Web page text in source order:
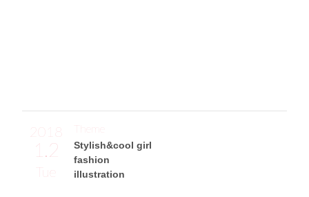
2018
1.2
Tue
Stylish&cool girl
fashion
illustration
Theme